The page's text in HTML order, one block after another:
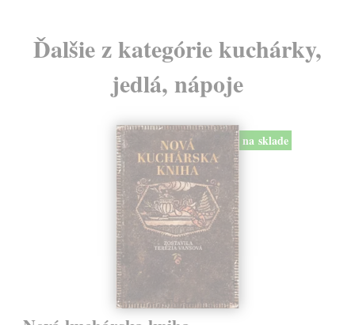
Ďalšie z kategórie kuchárky,
jedlá, nápoje
na sklade